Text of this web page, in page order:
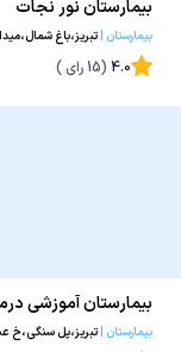
بیمارستان نور نجات
بیمارستان |تبریز،باغ
4.0
(
15رای )
بیمارستان آموزشی
بیمارستان |تبریز،پل سنگی،خ